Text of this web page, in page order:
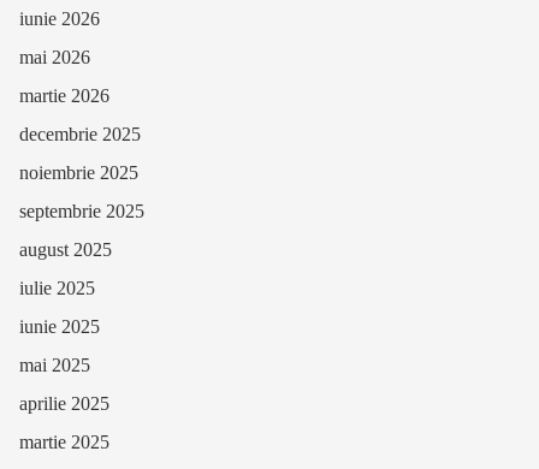
iunie 2026
mai 2026
martie 2026
decembrie 2025
noiembrie 2025
septembrie 2025
august 2025
iulie 2025
iunie 2025
mai 2025
aprilie 2025
martie 2025